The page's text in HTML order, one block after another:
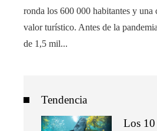
ronda los 600 000 habitantes y una
valor turístico. Antes de la
de 1,5 mil...
Tendencia
Los 10